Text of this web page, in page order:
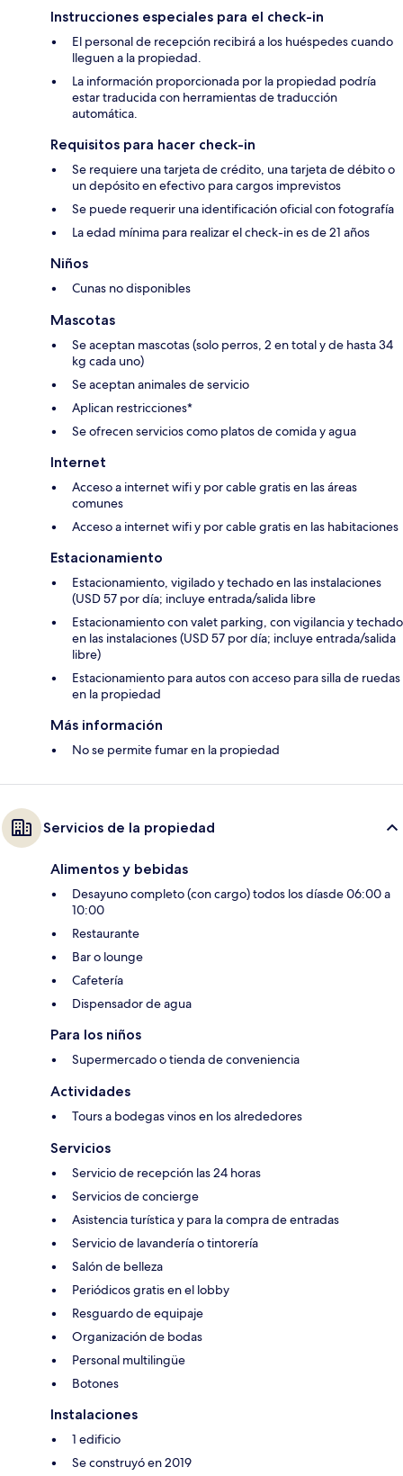
Instrucciones especiales para el check-in
El personal de recepción recibirá a los huéspedes cuando
lleguen a la propiedad.
La información proporcionada por la propiedad podría
estar traducida con herramientas de traducción
automática.
Requisitos para hacer check-in
Se requiere una tarjeta de crédito, una tarjeta de débito o
un depósito en efectivo para cargos imprevistos
Se puede requerir una identificación oficial con fotografía
La edad mínima para realizar el check-in es de 21 años
Niños
Cunas no disponibles
Mascotas
Se aceptan mascotas (solo perros, 2 en total y de hasta 34
kg cada uno)
Se aceptan animales de servicio
Aplican restricciones*
Se ofrecen servicios como platos de comida y agua
Internet
Acceso a internet wifi y por cable gratis en las áreas
comunes
Acceso a internet wifi y por cable gratis en las habitaciones
Estacionamiento
Estacionamiento, vigilado y techado en las instalaciones
(USD 57 por día; incluye entrada/salida libre
Estacionamiento con valet parking, con vigilancia y techado
en las instalaciones (USD 57 por día; incluye entrada/salida
libre)
Estacionamiento para autos con acceso para silla de ruedas
en la propiedad
Más información
No se permite fumar en la propiedad
Servicios de la propiedad
Alimentos y bebidas
Desayuno completo (con cargo) todos los díasde 06:00 a
10:00
Restaurante
Bar o lounge
Cafetería
Dispensador de agua
Para los niños
Supermercado o tienda de conveniencia
Actividades
Tours a bodegas vinos en los alrededores
Servicios
Servicio de recepción las 24 horas
Servicios de concierge
Asistencia turística y para la compra de entradas
Servicio de lavandería o tintorería
Salón de belleza
Periódicos gratis en el lobby
Resguardo de equipaje
Organización de bodas
Personal multilingüe
Botones
Instalaciones
1 edificio
Se construyó en 2019